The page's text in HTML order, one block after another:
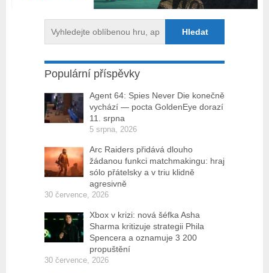
Populární příspěvky
Agent 64: Spies Never Die konečně
vychází — pocta GoldenEye dorazí
11. srpna
5 srpna, 2026
Arc Raiders přidává dlouho
žádanou funkci matchmakingu: hraj
sólo přátelsky a v triu klidně
agresivně
30 července, 2026
Xbox v krizi: nová šéfka Asha
Sharma kritizuje strategii Phila
Spencera a oznamuje 3 200
propuštění
30 července, 2026